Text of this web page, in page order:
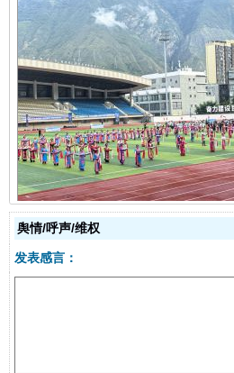
阿坝州三大球赛在茂县开幕
舆情/呼声/维权
发表感言：